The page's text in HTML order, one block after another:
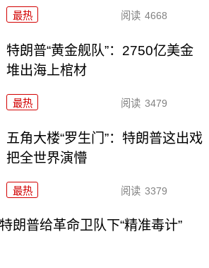
最热 阅读 4668
特朗普“黄金舰队”：2750亿美金
堆出海上棺材
最热 阅读 3479
五角大楼“罗生门”：特朗普这出戏
把全世界演懵
最热 阅读 3379
朗普给革命卫队下“精准毒计”